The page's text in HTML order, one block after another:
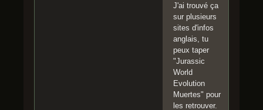
J'ai trouvé ça
sur plusieurs
sites d'infos
anglais, tu
peux taper
"Jurassic
World
Evolution
Muertes" pour
les retrouver.